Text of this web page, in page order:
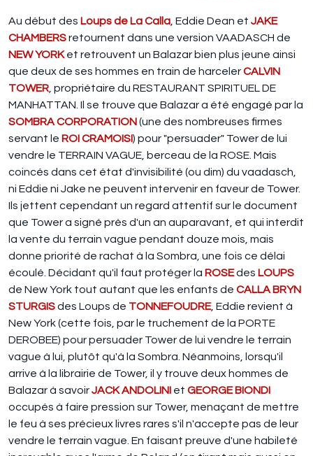
Au début des Loups de La Calla , Eddie Dean et JAKE
CHAMBERSretournent dans une version VAADASCH de
NEW YORKet retrouvent un Balazar bien plus jeune ainsi
que deux de ses hommes en train de harcelerCALVIN
TOWER , propriétaire du RESTAURANT SPIRITUEL DE
MANHATTAN. Il se trouve que Balazar a été engagé par la
SOMBRA CORPORATION(une des nombreuses firmes
servant le ROI CRAMOISI) pour "persuader" Tower de lui
vendre le TERRAIN VAGUE, berceau de la ROSE. Mais
coincés dans cet état d'invisibilité (ou dim) du vaadasch,
ni Eddie ni Jake ne peuvent intervenir en faveur de Tower.
Ils jettent cependant un regard attentif sur le document
que Tower a signé près d'un an auparavant, et qui interdit
la vente du terrain vague pendant douze mois, mais
donne priorité de rachat à la Sombra, une fois ce délai
écoulé. Décidant qu'il faut protéger la ROSEdes LOUPS
de New York tout autant que les enfants de CALLA BRYN
STURGISdes Loups de TONNEFOUDRE, Eddie revient à
New York (cette fois, par le truchement de la PORTE
DEROBEE) pour persuader Tower de lui vendre le terrain
vague à lui, plutôt qu'à la Sombra. Néanmoins, lorsqu'il
arrive à la librairie de Tower, il y trouve deux hommes de
Balazar à savoirJACK ANDOLINI et GEORGE BIONDI
occupés à faire pression sur Tower, menaçant de mettre
le feu à ses précieux livres rares s'il n'accepte pas de leur
vendre le terrain vague. En faisant preuve d'une habileté